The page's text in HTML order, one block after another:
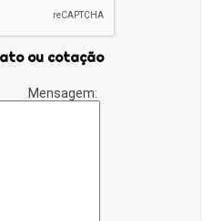
ou cotação
Mensagem: